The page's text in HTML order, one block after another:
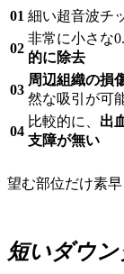
01 細い超音波チ
02
非常に小さな
的に除去
03
周辺組織の損
然な吸引が可
04
比較的に、 出
支障が無い
望む部位だけ素
短いダウン